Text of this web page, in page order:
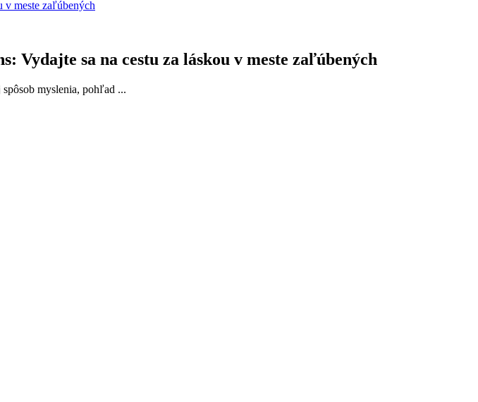
Vydajte sa na cestu za láskou v meste zaľúbených
myslenia, pohľad ...